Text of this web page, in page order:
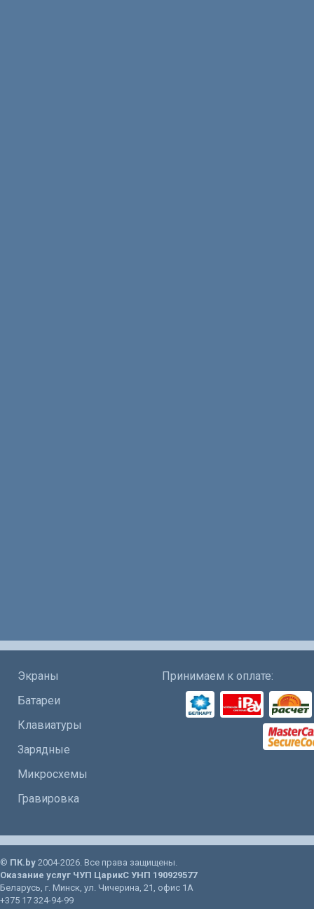
Экраны
Батареи
Клавиатуры
Зарядные
Микросхемы
Гравировка
Принимаем к оплате:
© ПК.by 2004-2026. Все права защищены.
Оказание услуг ЧУП ЦарикС УНП 190929577
Беларусь, г. Минск, ул. Чичерина, 21 , офис 1А
+375 17 324-94-99